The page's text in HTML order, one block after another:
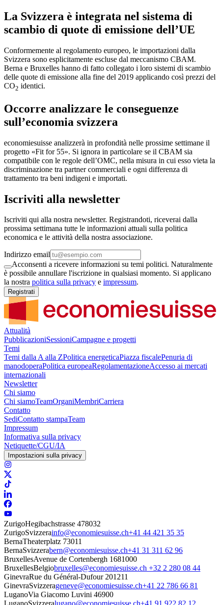
La Svizzera è integrata nel sistema di
scambio di quote di emissione dell’UE
Conformemente al regolamento europeo, le importazioni dalla
Svizzera sono esplicitamente escluse dal meccanismo CBAM.
Berna e Bruxelles hanno di fatto collegato i loro sistemi di scambio
delle quote di emissione alla fine del 2019 applicando così prezzi del
CO2 identici.
Occorre analizzare le conseguenze
sull’economia svizzera
economiesuisse analizzerà in profondità nelle prossime settimane il
progetto «Fit for 55». Si ignora in particolare se il CBAM sia
compatibile con le regole dell’OMC, nella misura in cui esso vieta la
discriminazione tra partner commerciali e ogni differenza di
trattamento tra beni indigeni e importati.
Iscriviti alla newsletter
Iscriviti qui alla nostra newsletter. Registrandoti, riceverai dalla
prossima settimana tutte le informazioni attuali sulla politica
economica e le attività della nostra associazione.
Indirizzo email
Acconsenti a ricevere informazioni su temi politici. Naturalmente
è possibile annullare l'iscrizione in qualsiasi momento. Si applicano
la nostra politica sulla privacy e impressum.
Registrati
Attualità
PubblicazioniSessioniCampagne e progetti
Temi
Temi dalla A alla ZPolitica energeticaPiazza fiscalePenuria di
manodoperaPolitica europeaRegolamentazioneAccesso ai mercati
internazionali
Newsletter
Chi siamo
Chi siamoTeamOrganiMembriCarriera
Contatto
SediContatto stampaTeam
Impressum
Informativa sulla privacy
Netiquette/CGU/IA
Impostazioni sulla privacy
ZurigoHegibachstrasse 478032
ZurigoSvizzerainfo@economiesuisse.ch+41 44 421 35 35
BernaTheaterplatz 73011
BernaSvizzerabern@economiesuisse.ch+41 31 311 62 96
BruxellesAvenue de Cortenbergh 1681000
BruxellesBelgiobruxelles@economiesuisse.ch +32 2 280 08 44
GinevraRue du Général-Dufour 201211
GinevraSvizzerageneve@economiesuisse.ch+41 22 786 66 81
LuganoVia Giacomo Luvini 46900
LuganoSvizzeralugano@economiesuisse.ch+41 91 922 82 12